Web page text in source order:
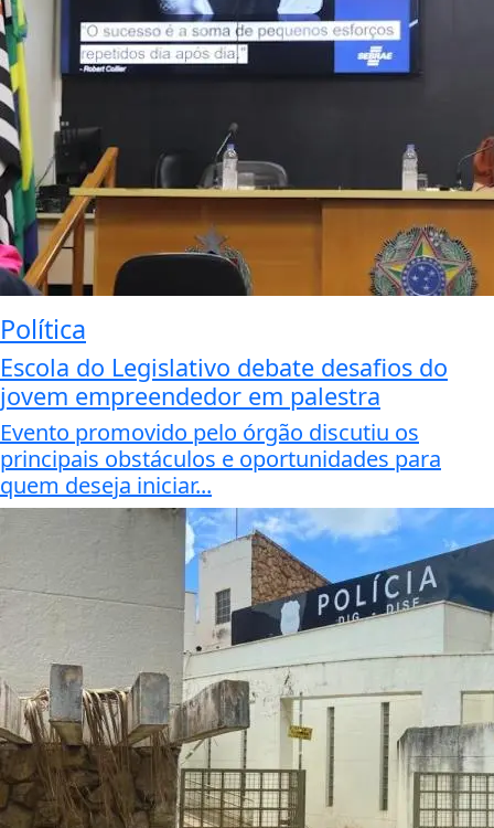
Política
Escola do Legislativo debate desafios do
jovem empreendedor em palestra
Evento promovido pelo órgão discutiu os
principais obstáculos e oportunidades para
quem deseja iniciar...